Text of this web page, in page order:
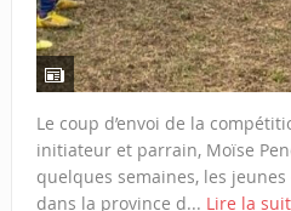
Le coup d’envoi de la
initiateur et parrain, Moïse
quelques semaines, les
dans la province d... Lire la